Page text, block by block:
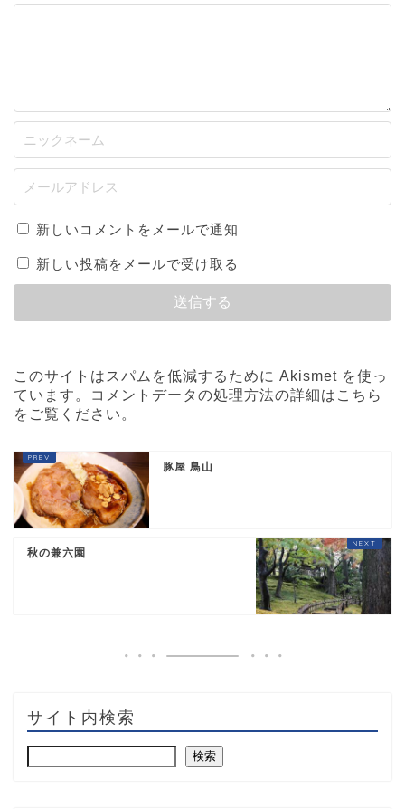
新しいコメントをメールで通知
新しい投稿をメールで受け取る
このサイトはスパムを低減するために Akismet を使っ
ています。
コメントデータの処理方法の詳細はこちら
をご覧ください 。
豚屋 鳥山
秋の兼六園
サイト内検索
検索